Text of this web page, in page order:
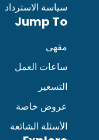
سياسة الاسترداد
Jump To
مقهى
ساعات العمل
التسعير
عروض خاصة
الأسئلة الشائعة